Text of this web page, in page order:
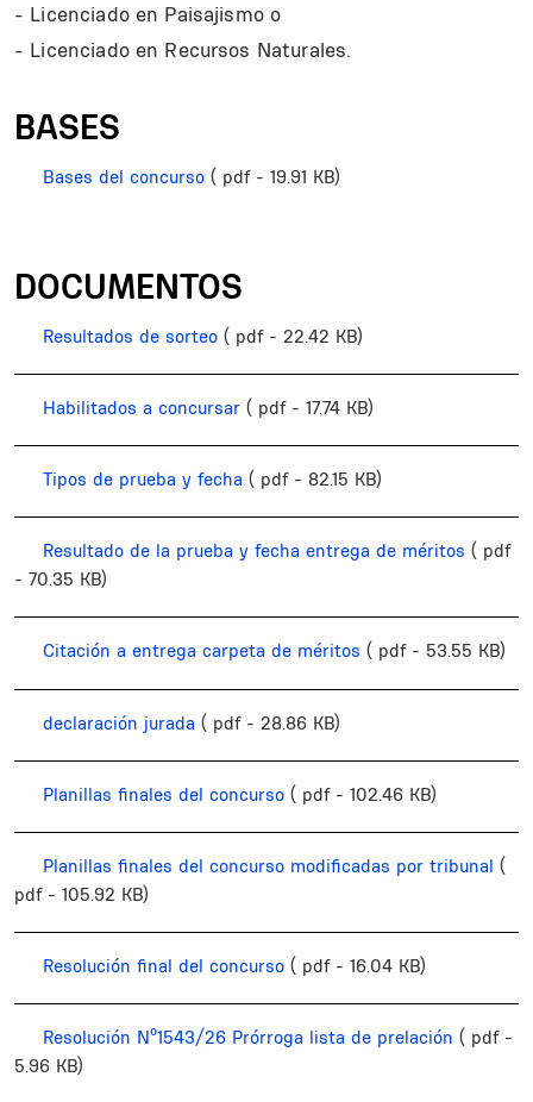
- Licenciado en Paisajismo o
- Licenciado en Recursos Naturales.
BASES
Bases del concurso ( pdf - 19.91 KB)
DOCUMENTOS
Resultados de sorteo ( pdf - 22.42 KB)
Habilitados a concursar ( pdf - 17.74 KB)
Tipos de prueba y fecha ( pdf - 82.15 KB)
Resultado de la prueba y fecha entrega de méritos ( pdf
- 70.35 KB)
Citación a entrega carpeta de méritos ( pdf - 53.55 KB)
declaración jurada ( pdf - 28.86 KB)
Planillas finales del concurso ( pdf - 102.46 KB)
Planillas finales del concurso modificadas por tribunal (
pdf - 105.92 KB)
Resolución final del concurso ( pdf - 16.04 KB)
Resolución Nº1543/26 Prórroga lista de prelación ( pdf -
5.96 KB)